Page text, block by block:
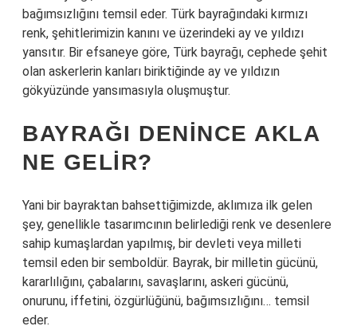
bağımsızlığını temsil eder. Türk bayrağındaki kırmızı
renk, şehitlerimizin kanını ve üzerindeki ay ve yıldızı
yansıtır. Bir efsaneye göre, Türk bayrağı, cephede şehit
olan askerlerin kanları biriktiğinde ay ve yıldızın
gökyüzünde yansımasıyla oluşmuştur.
BAYRAĞI DENINCE AKLA
NE GELIR?
Yani bir bayraktan bahsettiğimizde, aklımıza ilk gelen
şey, genellikle tasarımcının belirlediği renk ve desenlere
sahip kumaşlardan yapılmış, bir devleti veya milleti
temsil eden bir semboldür. Bayrak, bir milletin gücünü,
kararlılığını, çabalarını, savaşlarını, askeri gücünü,
onurunu, iffetini, özgürlüğünü, bağımsızlığını… temsil
eder.